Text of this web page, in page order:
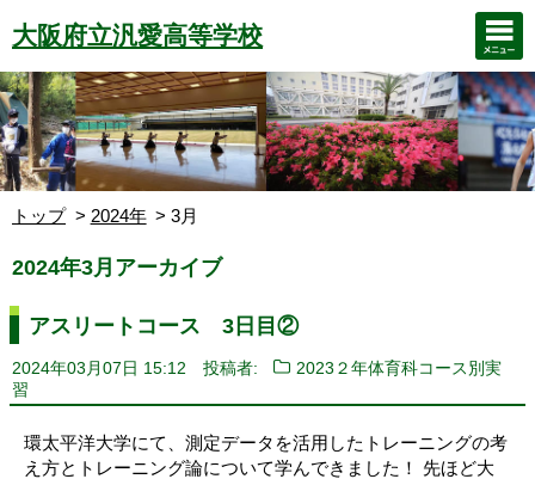
大阪府立汎愛高等学校
トップ 2024年 3月
2024年3月アーカイブ
アスリートコース 3日目②
2024年03月07日 15:12 投稿者:
2023２年体育科コース別実
習
環太平洋大学にて、測定データを活用したトレーニングの考
え方とトレーニング論について学んできました！ 先ほど大